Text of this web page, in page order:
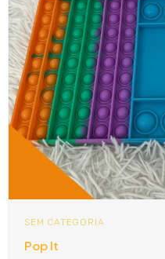
SEM CATEGORIA
Pop It